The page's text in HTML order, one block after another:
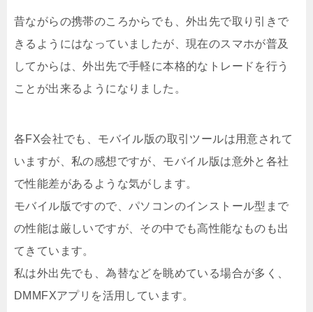
昔ながらの携帯のころからでも、外出先で取り引きで
きるようにはなっていましたが、現在のスマホが普及
してからは、外出先で手軽に本格的なトレードを行う
ことが出来るようになりました。
各FX会社でも、モバイル版の取引ツールは用意されて
いますが、私の感想ですが、モバイル版は意外と各社
で性能差があるような気がします。
モバイル版ですので、パソコンのインストール型まで
の性能は厳しいですが、その中でも高性能なものも出
てきています。
私は外出先でも、為替などを眺めている場合が多く、
DMMFXアプリを活用しています。